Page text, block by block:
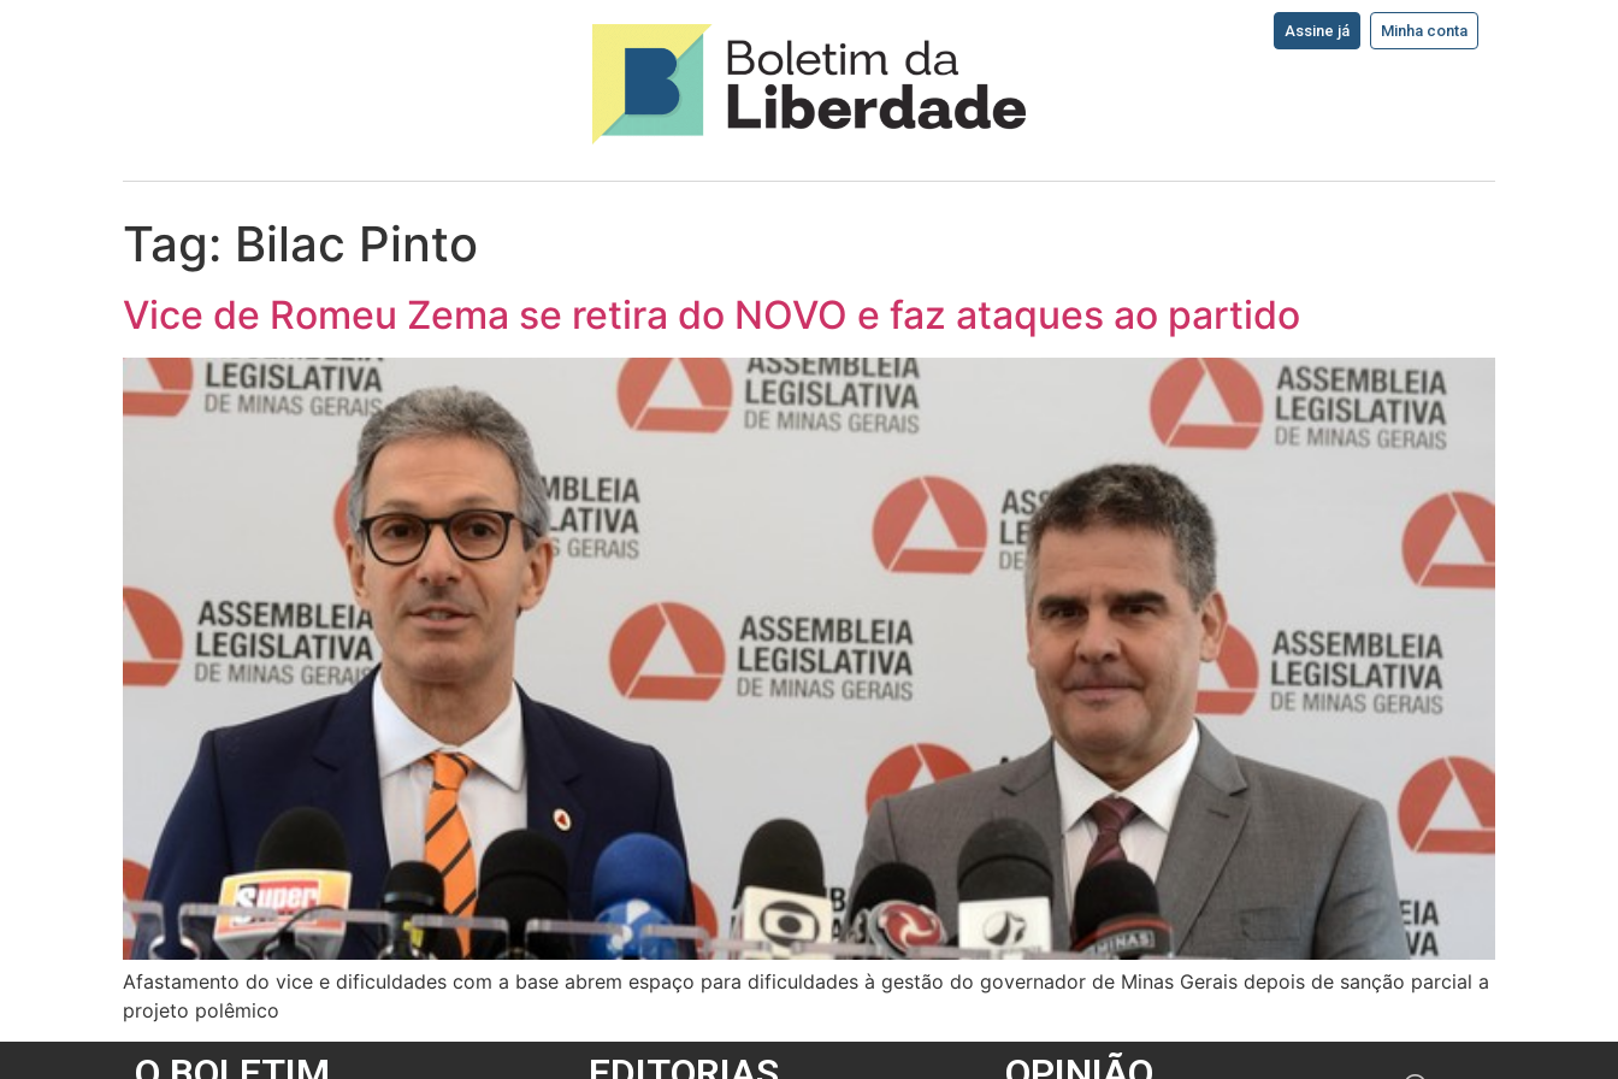
Assine já Minha conta
Tag: Bilac Pinto
Vice de Romeu Zema se retira do NOVO e faz ataques ao partido
Afastamento do vice e dificuldades com a base abrem espaço para dificuldades à gestão do governador de Minas Gerais depois de sanção parcial a
projeto polêmico